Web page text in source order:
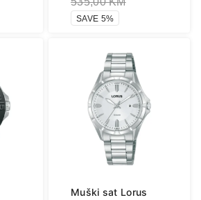
SAVE 5%
Muški sat Lorus